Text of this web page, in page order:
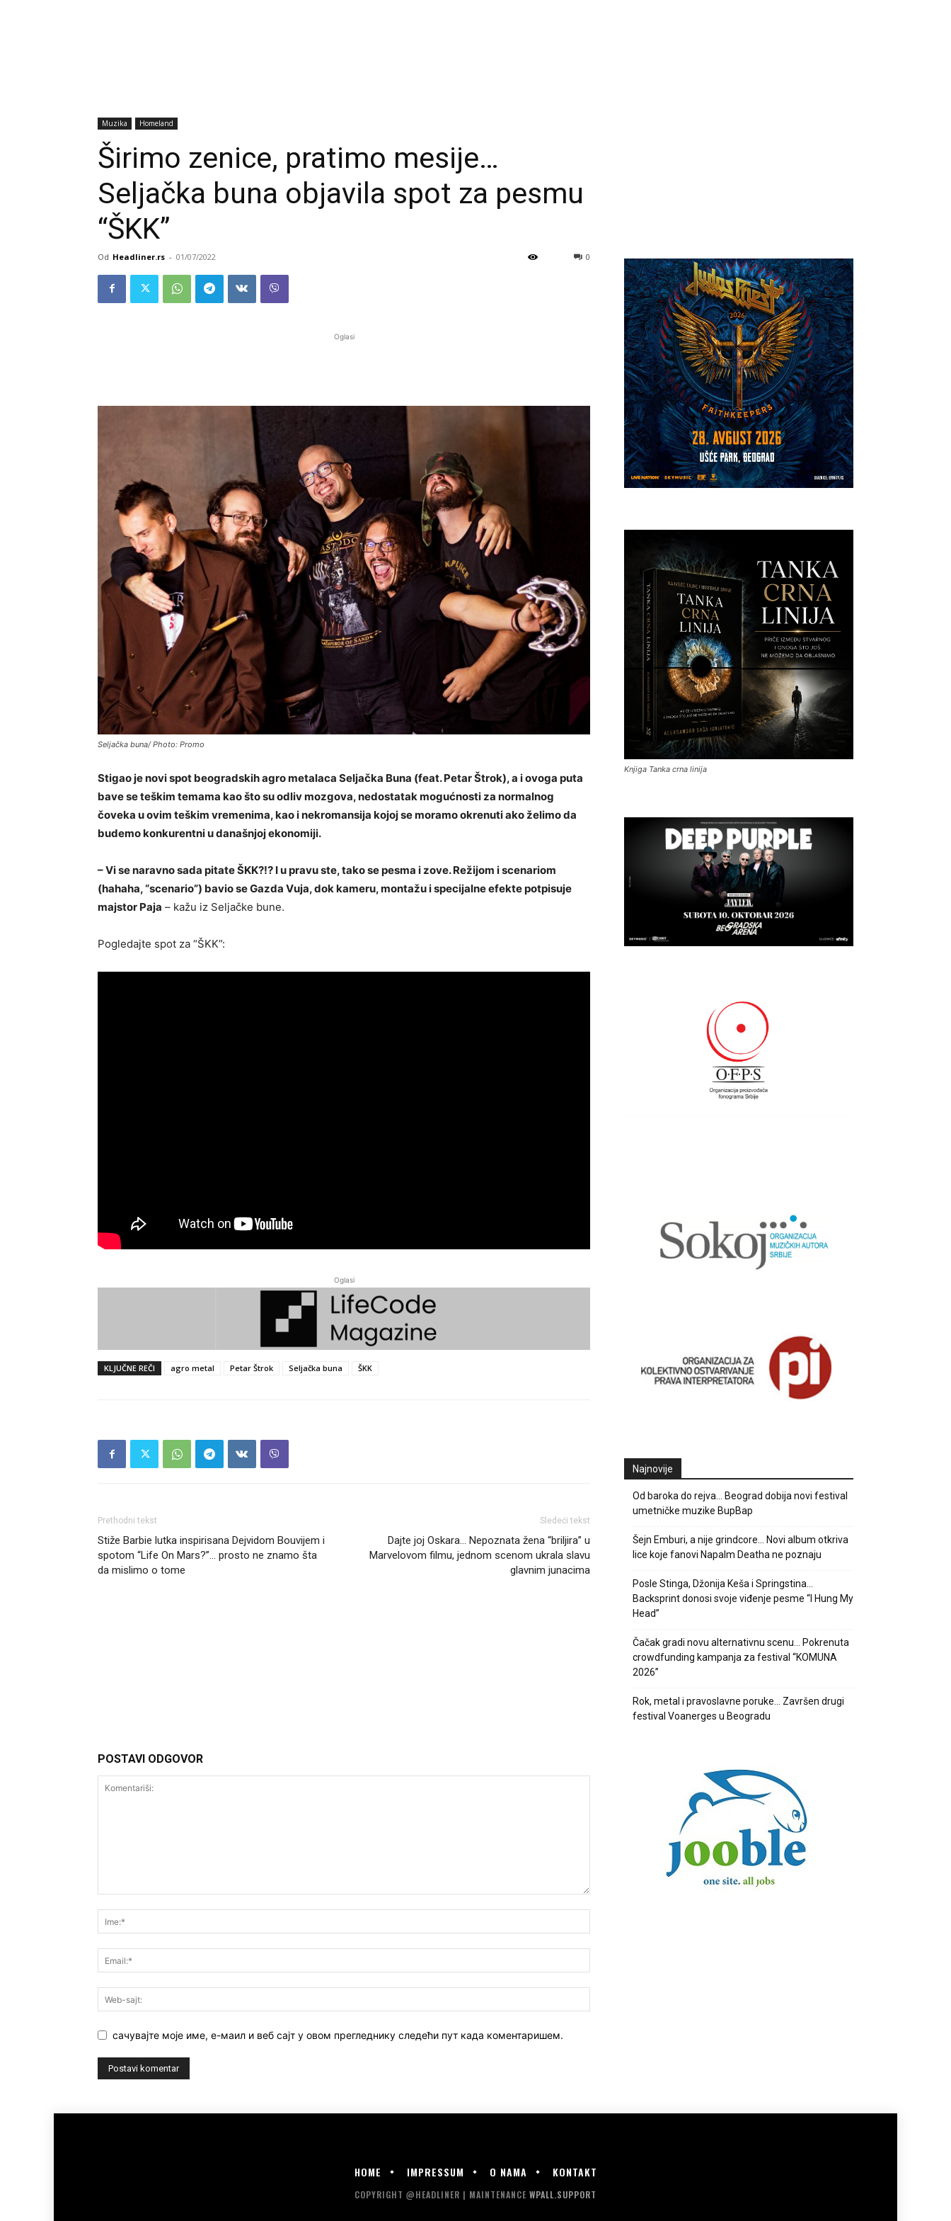
Muzika Homeland
Širimo zenice, pratimo mesije…
Seljačka buna objavila spot za pesmu
“ŠKK”
Od Headliner.rs - 01/07/2022 0
Oglasi
Seljačka buna/ Photo: Promo
Stigao je novi spot beogradskih agro metalaca Seljačka Buna (feat. Petar Štrok), a i ovoga puta
bave se teškim temama kao što su odliv mozgova, nedostatak mogućnosti za normalnog
čoveka u ovim teškim vremenima, kao i nekromansija kojoj se moramo okrenuti ako želimo da
budemo konkurentni u današnjoj ekonomiji.
– Vi se naravno sada pitate ŠKK?!? I u pravu ste, tako se pesma i zove. Režijom i scenariom
(hahaha, “scenario”) bavio se Gazda Vuja, dok kameru, montažu i specijalne efekte potpisuje
majstor Paja – kažu iz Seljačke bune.
Pogledajte spot za “ŠKK”:
Oglasi
KLJUČNE REČI agro metal Petar Štrok Seljačka buna ŠKK
Prethodni tekst
Stiže Barbie lutka inspirisana Dejvidom Bouvijem i
spotom “Life On Mars?”… prosto ne znamo šta
da mislimo o tome
Sledeći tekst
Dajte joj Oskara… Nepoznata žena “briljira” u
Marvelovom filmu, jednom scenom ukrala slavu
glavnim junacima
POSTAVI ODGOVOR
сачувајте моје име, е-маил и веб сајт у овом прегледнику следећи пут када коментаришем.
Knjiga Tanka crna linija
Najnovije
Od baroka do rejva… Beograd dobija novi festival
umetničke muzike BupBap
Šejn Emburi, a nije grindcore… Novi album otkriva
lice koje fanovi Napalm Deatha ne poznaju
Posle Stinga, Džonija Keša i Springstina…
Backsprint donosi svoje viđenje pesme “I Hung My
Head”
Čačak gradi novu alternativnu scenu… Pokrenuta
crowdfunding kampanja za festival “KOMUNA
2026”
Rok, metal i pravoslavne poruke… Završen drugi
festival Voanerges u Beogradu
HOME IMPRESSUM O NAMA KONTAKT
COPYRIGHT @HEADLINER | MAINTENANCE WPALL.SUPPORT